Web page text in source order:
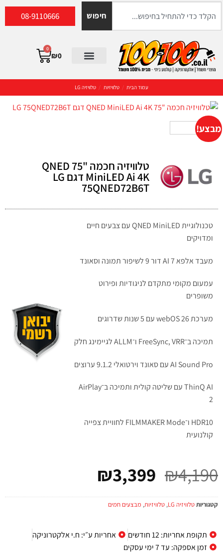
חיפוש 08-9110666
₪0
0
עמוד הבית / טלוויזיות / טלוויזיה LG
מבצע!
טלוויזיה חכמה "75 QNED
MiniLED Ai 4K דגם LG
75QNED72B6T
טכנולוגיית QNED MiniLED עם צבעים חיים
ומדויקים
מעבד אלפא 7 AI דור 9 לשיפור תמונה וסאונד
עמעום מקומי מתקדם לניגודיות ופירוט
משופרים
מערכת webOS 26 עם 5 שנות שדרוגים
תמיכה ב־FreeSync, VRR ו־ALLM לגיימינג חלק
AI Sound Pro עם סאונד וירטואלי 9.1.2 ערוצים
ThinQ AI עם שליטה קולית ותמיכה ב־AirPlay
2
HDR10 ו־FILMMAKER Mode לחוויית צפייה
קולנועית
₪4,190
₪3,399
קטגוריותטלוויזיה LG , טלוויזיות, מבצעים חמים
תקופת אחריות: 12 חודשים
אחריות ע״י: ח.י אלקטרוניקה
זמן אספקה: עד 7 ימי עסקים